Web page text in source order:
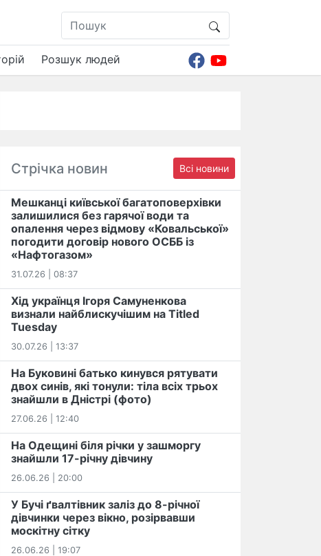
Розшук людей
Стрічка новин Всі новини
Мешканці київської багатоповерхівки
залишилися без гарячої води та
опалення через відмову «Ковальської»
погодити договір нового ОСББ із
«Нафтогазом»
31.07.26 | 08:37
Хід українця Ігоря Самуненкова
визнали найблискучішим на Titled
Tuesday
30.07.26 | 13:37
На Буковині батько кинувся рятувати
двох синів, які тонули: тіла всіх трьох
знайшли в Дністрі (фото)
27.06.26 | 12:40
На Одещині біля річки у зашморгу
знайшли 17-річну дівчину
26.06.26 | 20:00
У Бучі ґвалтівник заліз до 8-річної
дівчинки через вікно, розірвавши
москітну сітку
26.06.26 | 19:07